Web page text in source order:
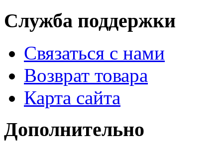
Служба поддержки
Связаться с нами
Возврат товара
Карта сайта
Дополнительно